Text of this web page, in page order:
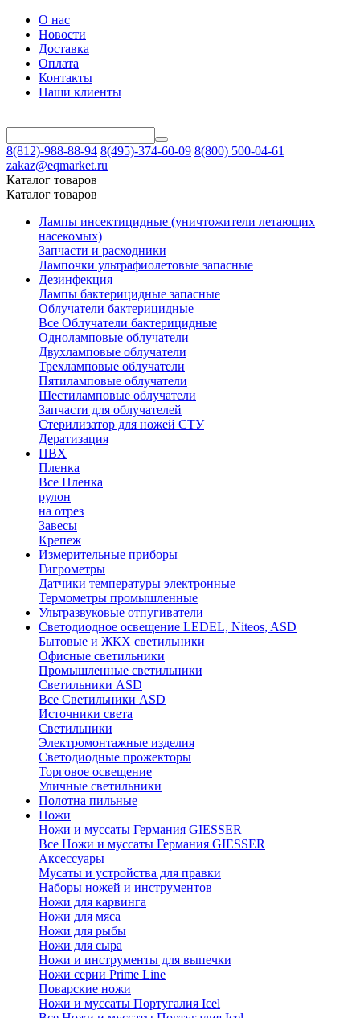
О нас
Новости
Доставка
Оплата
Контакты
Наши клиенты
8(812)-988-88-94 8(495)-374-60-09 8(800) 500-04-61
zakaz@eqmarket.ru
Каталог товаров
Каталог товаров
Лампы инсектицидные (уничтожители летающих
насекомых)
Запчасти и расходники
Лампочки ультрафиолетовые запасные
Дезинфекция
Лампы бактерицидные запасные
Облучатели бактерицидные
Все Облучатели бактерицидные
Одноламповые облучатели
Двухламповые облучатели
Трехламповые облучатели
Пятиламповые облучатели
Шестиламповые облучатели
Запчасти для облучателей
Стерилизатор для ножей СТУ
Дератизация
ПВХ
Пленка
Все Пленка
рулон
на отрез
Завесы
Крепеж
Измерительные приборы
Гигрометры
Датчики температуры электронные
Термометры промышленные
Ультразвуковые отпугиватели
Светодиодное освещение LEDEL, Niteos, ASD
Бытовые и ЖКХ светильники
Офисные светильники
Промышленные светильники
Светильники ASD
Все Светильники ASD
Источники света
Светильники
Электромонтажные изделия
Светодиодные прожекторы
Торговое освещение
Уличные светильники
Полотна пильные
Ножи
Ножи и муссаты Германия GIESSER
Все Ножи и муссаты Германия GIESSER
Аксессуары
Мусаты и устройства для правки
Наборы ножей и инструментов
Ножи для карвинга
Ножи для мяса
Ножи для рыбы
Ножи для сыра
Ножи и инструменты для выпечки
Ножи серии Prime Line
Поварские ножи
Ножи и муссаты Португалия Icel